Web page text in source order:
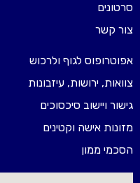
סרטונים
צור קשר
אפוטרופוס לגוף ולרכוש
צוואות, ירושות, עיזבונות
גישור ויישוב סיכסוכים
מזונות אישה וקטינים
הסכמי ממון